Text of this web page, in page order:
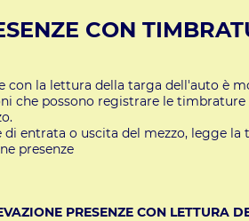
CON
con la lettura della targa dell'auto è
che possono registrare le
di entrata o uscita del mezzo, legge
presenze
PRESENZE CON LETTURA